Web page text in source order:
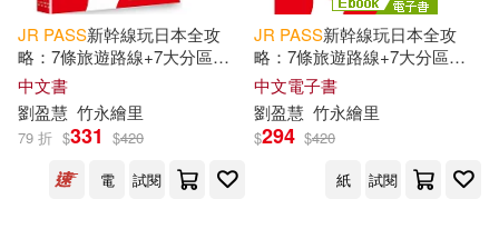
劉盈慧(3)
出版社 (可複選)
JR PASS新幹線玩日本全攻
略：7條旅遊路線+7大分區導
覽，從購買兌換到搭乘使用，
從行程規畫到最新資訊，一票
到底輕鬆遊全日本
中文書
劉盈慧 竹永繪里
79 折 $331 $420
電
試閱
JR PASS新幹線玩日本全攻
略：7條旅遊路線+7大分區導
覽，從購買兌換到搭乘使用，
從行程規畫到最新資訊，一票
到底輕鬆遊全日本 (電子書)
中文電子書
劉盈慧 竹永繪里
$294 $420
紙
試閱